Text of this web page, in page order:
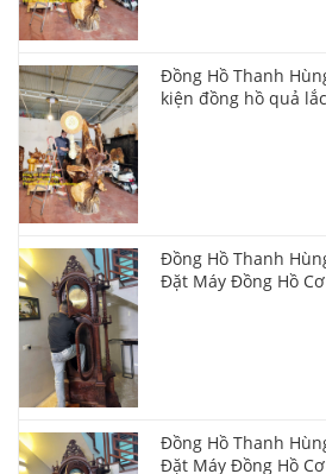
Đồng Hồ Thanh
kiện đồng hồ quả
Đồng Hồ Thanh
Đặt Máy Đồng Hồ
Đồng Hồ Thanh
Đặt Máy Đồng Hồ